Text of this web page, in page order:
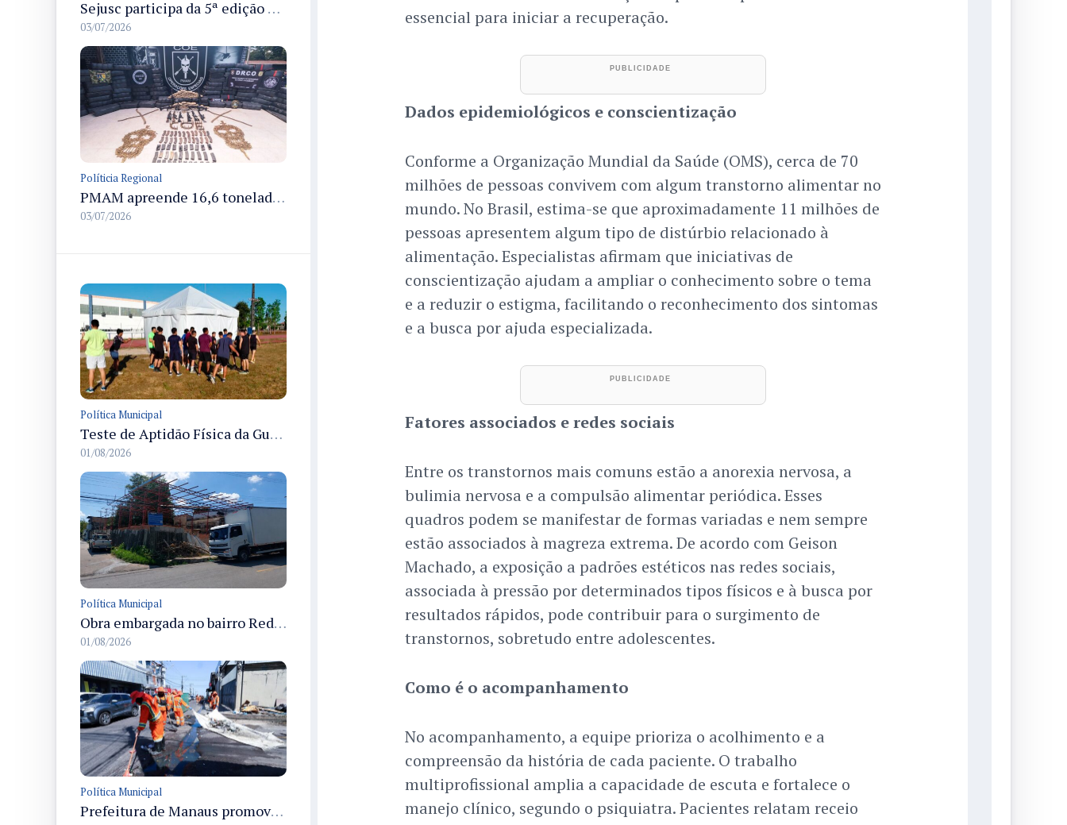
Sejusc participa da 5ª edição do Caminhos Literários com foco na cultura hip-hop nas unidades socioeducativas
03/07/2026
Políticia Regional
PMAM apreende 16,6 toneladas de entorpecentes e registra aumento nas prisões em flagrante e nas capturas de foragidos no primeiro semestre de 2026
03/07/2026
Política Municipal
Teste de Aptidão Física da Guarda Municipal de Manaus reúne 1.545 candidatos na Vila Olímpica
01/08/2026
Política Municipal
Obra embargada no bairro Redenção é fiscalizada novamente pelo Implurb e ferramentas apreendidas
01/08/2026
Política Municipal
Prefeitura de Manaus promove 6ª edição do Manaus que a Gente Cuida no Lírio do Vale com serviços integrados à comunidade
essencial para iniciar a recuperação.
Dados epidemiológicos e conscientização
Conforme a Organização Mundial da Saúde (OMS), cerca de 70
milhões de pessoas convivem com algum transtorno alimentar no
mundo. No Brasil, estima-se que aproximadamente 11 milhões de
pessoas apresentem algum tipo de distúrbio relacionado à
alimentação. Especialistas afirmam que iniciativas de
conscientização ajudam a ampliar o conhecimento sobre o tema
e a reduzir o estigma, facilitando o reconhecimento dos sintomas
e a busca por ajuda especializada.
Fatores associados e redes sociais
Entre os transtornos mais comuns estão a anorexia nervosa, a
bulimia nervosa e a compulsão alimentar periódica. Esses
quadros podem se manifestar de formas variadas e nem sempre
estão associados à magreza extrema. De acordo com Geison
Machado, a exposição a padrões estéticos nas redes sociais,
associada à pressão por determinados tipos físicos e à busca por
resultados rápidos, pode contribuir para o surgimento de
transtornos, sobretudo entre adolescentes.
Como é o acompanhamento
No acompanhamento, a equipe prioriza o acolhimento e a
compreensão da história de cada paciente. O trabalho
multiprofissional amplia a capacidade de escuta e fortalece o
manejo clínico, segundo o psiquiatra. Pacientes relatam receio